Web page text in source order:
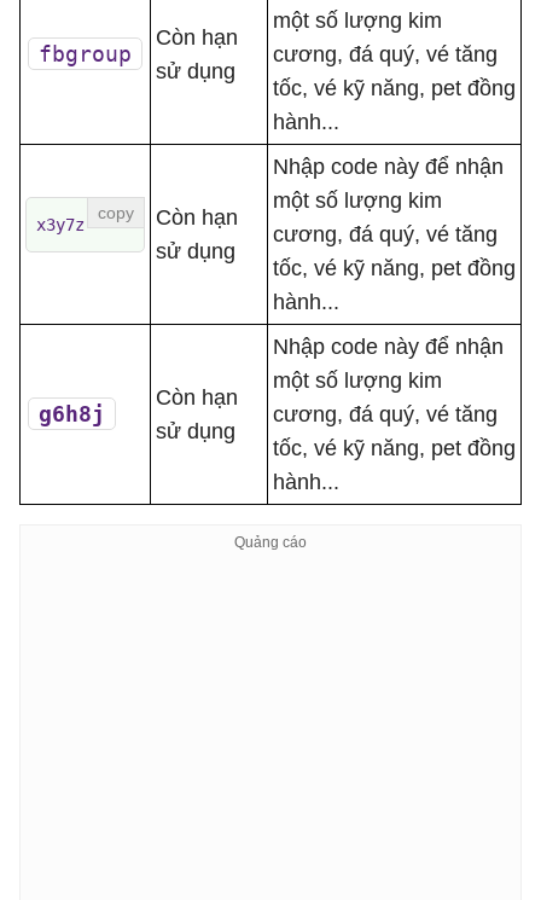
fbgroup
Còn hạn
sử dụng
một số lượng kim
cương, đá quý, vé tăng
tốc, vé kỹ năng, pet đồng
hành...
x3y7z
Còn hạn
sử dụng
Nhập code này để nhận
một số lượng kim
cương, đá quý, vé tăng
tốc, vé kỹ năng, pet đồng
hành...
g6h8j
Còn hạn
sử dụng
Nhập code này để nhận
một số lượng kim
cương, đá quý, vé tăng
tốc, vé kỹ năng, pet đồng
hành...